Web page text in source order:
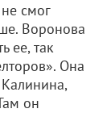
смог
Воронова
ее, так
Она
он